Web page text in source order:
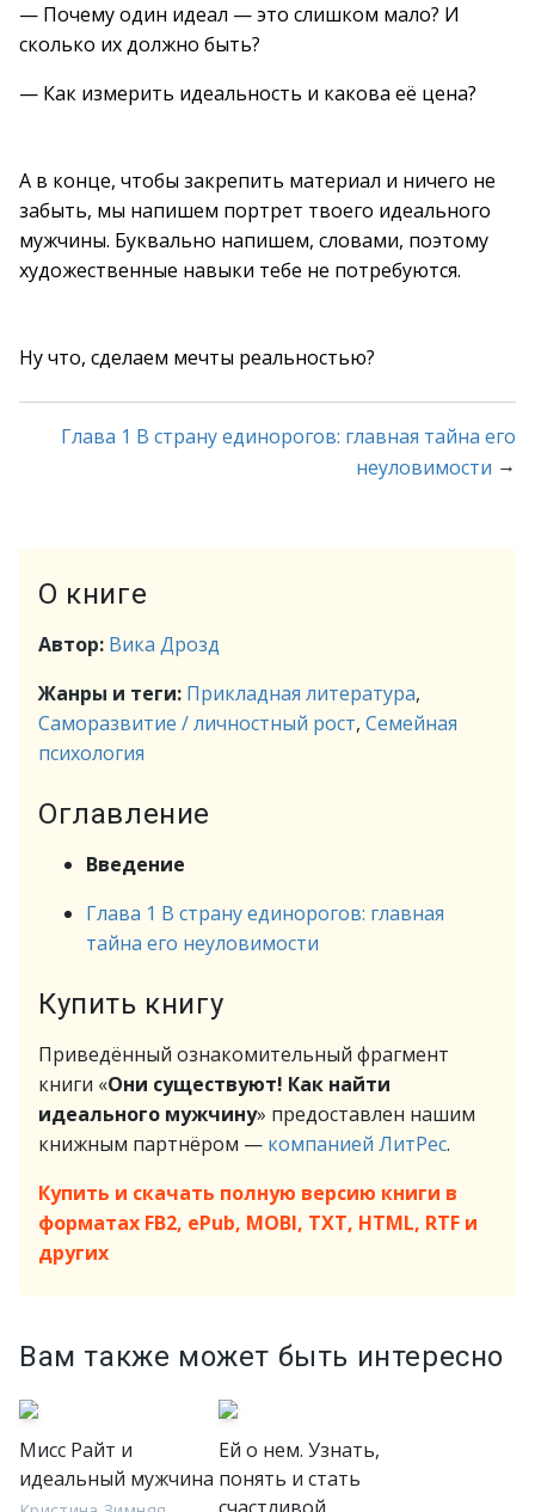
— Почему один идеал — это слишком мало? И
сколько их должно быть?
— Как измерить идеальность и какова её цена?
А в конце, чтобы закрепить материал и ничего не
забыть, мы напишем портрет твоего идеального
мужчины. Буквально напишем, словами, поэтому
художественные навыки тебе не потребуются.
Ну что, сделаем мечты реальностью?
Глава 1 В страну единорогов: главная тайна его
неуловимости →
О книге
Автор: Вика Дрозд
Жанры и теги: Прикладная литература,
Саморазвитие / личностный рост, Семейная
психология
Оглавление
Введение
Глава 1 В страну единорогов: главная
тайна его неуловимости
Купить книгу
Приведённый ознакомительный фрагмент
книги «Они существуют! Как найти
идеального мужчину» предоставлен нашим
книжным партнёром — компанией ЛитРес.
Купить и скачать полную версию книги в
форматах FB2, ePub, MOBI, TXT, HTML, RTF и
других
Вам также может быть интересно
Мисс Райт и
идеальный мужчина
Ей о нем. Узнать,
понять и стать